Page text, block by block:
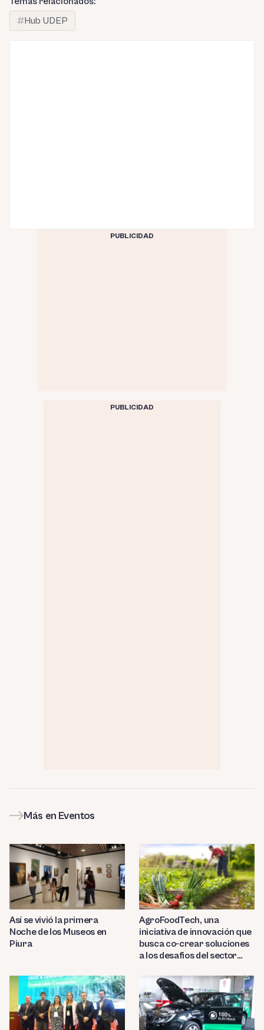
Hub UDEP
PUBLICIDAD
PUBLICIDAD
Más en Eventos
Así se vivió la primera
Noche de los Museos en
Piura
AgroFoodTech, una
iniciativa de innovación que
busca co-crear soluciones
a los desafios del sector